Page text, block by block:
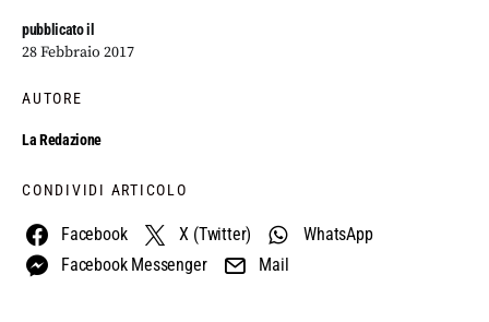
pubblicato il
28 Febbraio 2017
AUTORE
La Redazione
CONDIVIDI ARTICOLO
Facebook X (Twitter)
WhatsApp
Facebook Messenger
Mail